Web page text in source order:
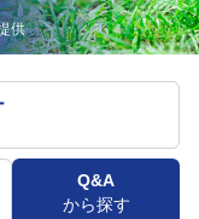
供
Q&A
から探す